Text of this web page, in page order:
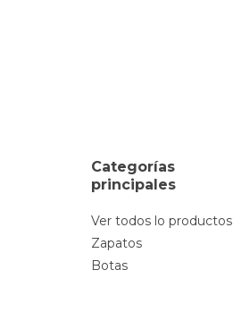
Categorías
principales
Ver todos lo productos
Zapatos
Botas